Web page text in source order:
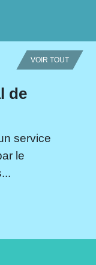
VOIR TOUT
de
service
le